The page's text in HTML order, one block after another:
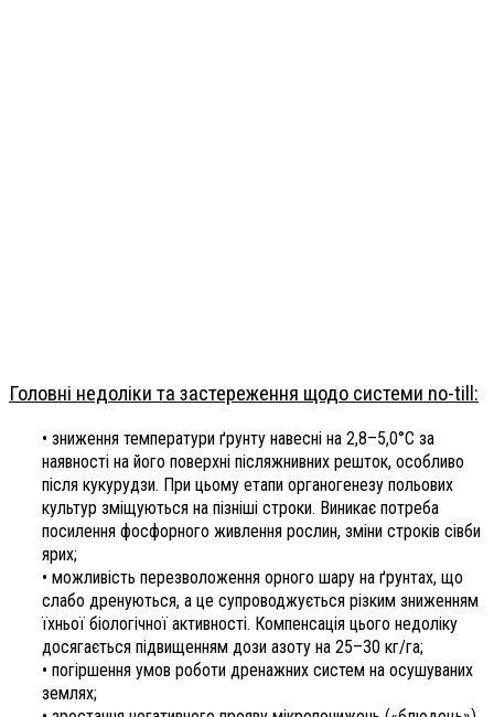
Головні недоліки та застереження щодо системи no-till:
• зниження температури ґрунту навесні на 2,8–5,0°C за
наявності на його поверхні післяжнивних решток, особливо
після кукурудзи. При цьому етапи органогенезу польових
культур зміщуються на пізніші строки. Виникає потреба
посилення фосфорного живлення рослин, зміни строків сівби
ярих;
• можливість перезволоження орного шару на ґрунтах, що
слабо дренуються, а це супроводжується різким зниженням
їхньої біо­логічної активності. Компенсація цього недоліку
досягається підвищенням дози азоту на 25–30 кг/га;
• погіршення умов роботи дренажних систем на осушуваних
землях;